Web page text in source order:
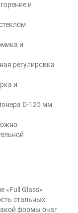
и
и
регулировка
и
D-125 мм
«Full Glass»
стальных
формы очаг